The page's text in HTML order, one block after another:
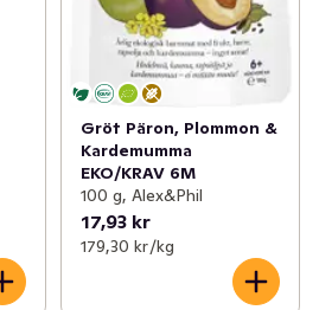
Gröt Päron, Plommon &
Kardemumma
EKO/KRAV 6M
100 g, Alex&Phil
17,93 kr
179,30 kr /kg